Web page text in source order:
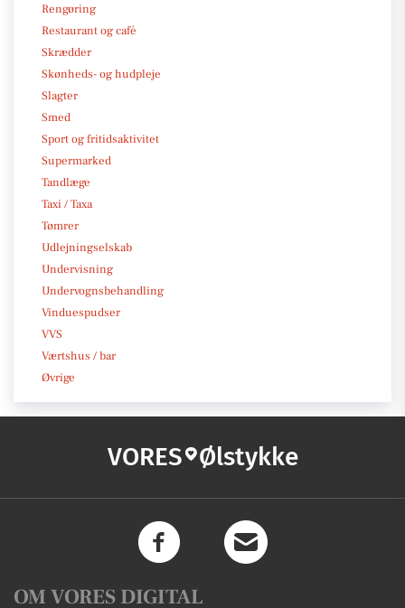
Rengøring
Restaurant og café
Skrædder
Skønheds- og hudpleje
Slagter
Smed
Sport og fritidsaktivitet
Supermarked
Tandlæge
Taxi / Taxa
Tømrer
Udlejningselskab
Undervisning
Undervognsbehandling
Vinduespudser
VVS
Værtshus / bar
Øvrige
VORES Ølstykke
OM VORES DIGITAL